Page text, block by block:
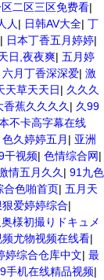
二区三区免费看|
人 | 日韩AV大全| 丁
| 日本丁香五月婷婷|
日,夜夜爽| 五月婷
六月丁香深深爱| 激
天草天天日| 久久久
香蕉久久久久 | 久99
不卡高字幕在线
色久婷婷五月 | 亚洲
干视频| 色情综合网|
情五月久久 | 91九色
合色啪首页| 五月天
爱婷婷综合|
様初撮りドキュメ
尤物视频在线看|
婷综合仓库中文| 最
手机在线精品视频|